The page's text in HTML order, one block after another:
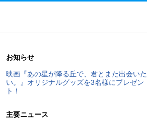
お知らせ
映画『あの星が降る丘で、君とまた出会いた
い。』オリジナルグッズを3名様にプレゼン
ト！
主要ニュース